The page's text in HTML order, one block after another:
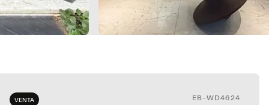
VENTA EB-WD4624